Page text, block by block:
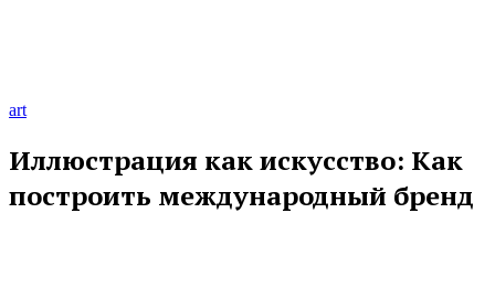
art
Иллюстрация как искусство: Как
построить международный бренд